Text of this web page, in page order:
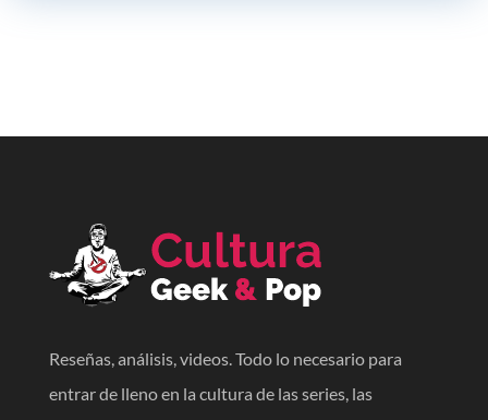
Reseñas, análisis, videos. Todo lo necesario para
entrar de lleno en la cultura de las series, las